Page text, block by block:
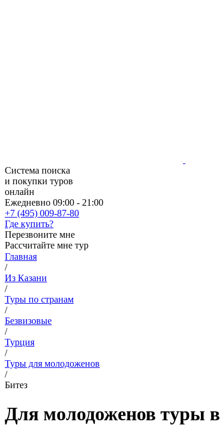
Система поиска
и покупки туров
онлайн
Ежедневно 09:00 - 21:00
+7 (495) 009-87-80
Где купить?
Перезвоните мне
Рассчитайте мне тур
Главная
/
Из Казани
/
Туры по странам
/
Безвизовые
/
Турция
/
Туры для молодоженов
/
Битез
Для молодоженов туры в